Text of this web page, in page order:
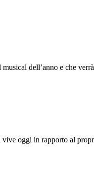
dell’anno e che
oggi in rapporto al